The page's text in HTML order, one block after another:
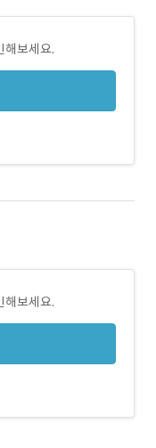
해보세요.
해보세요.